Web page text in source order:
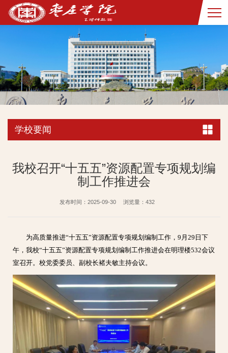
学校要闻
我校召开“十五五”资源配置专项规划编
制工作推进会
发布时间：2025-09-30 浏览量： 432
为高质量推进“十五五”资源配置专项规划编制工作，9月29日下
午，我校“十五五”资源配置专项规划编制工作推进会在明理楼532会议
室召开。校党委委员、副校长褚夫敏主持会议。